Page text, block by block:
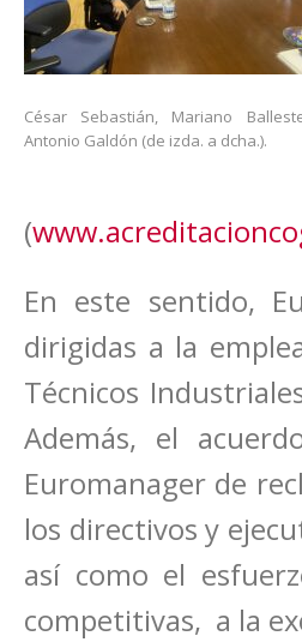
César Sebastián, Mariano
Antonio Galdón (de izda. a dcha.).
(
En este sentido,
dirigidas a la
Técnicos
Además, el
Euromanager de
los directivos y
así como el
competitivas, a la